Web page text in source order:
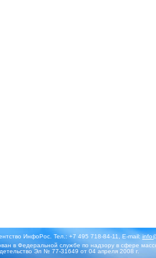
ИнфоРос. Тел.: +7 495 718-84-11, E-mail:
в Федеральной службе по надзору в сфере
Эл № 77-31649 от 04 апреля 2008 г.